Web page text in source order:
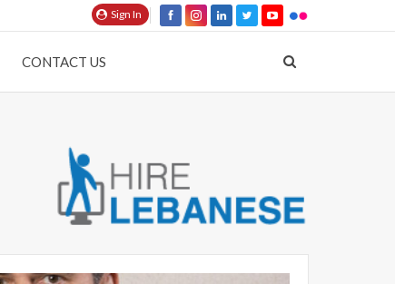
Sign In
CONTACT US